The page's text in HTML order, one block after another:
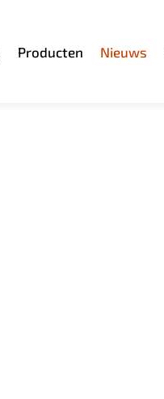
Producten Nieuws